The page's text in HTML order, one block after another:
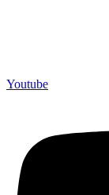
Youtube